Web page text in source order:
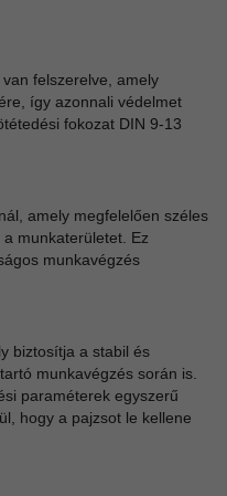
felszerelve, amely
így azonnali védelmet
fokozat DIN 9-13
amely megfelelően széles
munkaterületet. Ez
munkavégzés
biztosítja a stabil és
munkavégzés során is.
paraméterek egyszerű
hogy a pajzsot le kellene